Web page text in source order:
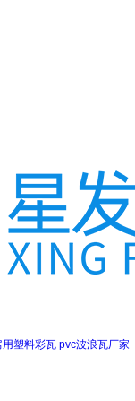
塑料彩瓦 pvc波浪瓦厂家